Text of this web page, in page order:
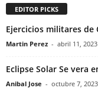
EDITOR PICKS
Ejercicios militares de
Martin Perez - abril 11, 2023
Eclipse Solar Se vera
Anibal Jose - octubre 7, 2023